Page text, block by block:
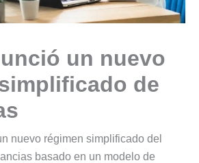
un nuevo
de
nuevo régimen simplificado del
basado en un modelo de